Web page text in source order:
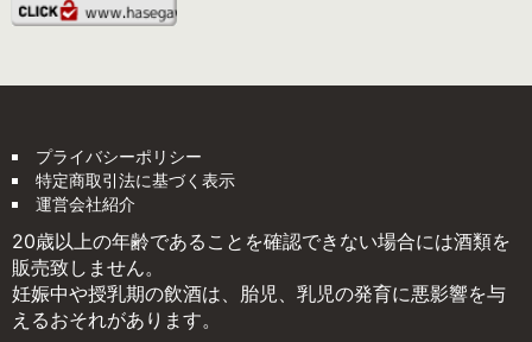
プライバシーポリシー
特定商取引法に基づく表示
運営会社紹介
20歳以上の年齢であることを確認できない場合には酒類を
販売致しません。
妊娠中や授乳期の飲酒は、胎児、乳児の発育に悪影響を与
えるおそれがあります。